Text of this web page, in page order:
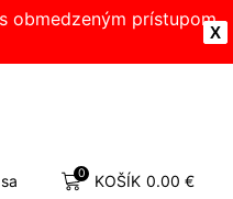
X
obmedzeným prístupom.
0 KOŠÍK 0.00 €